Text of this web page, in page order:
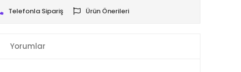
Telefonla Sipariş Ürün Önerileri
Yorumlar